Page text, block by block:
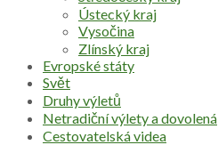
Ústecký kraj
Vysočina
Zlínský kraj
Evropské státy
Svět
Druhy výletů
Netradiční výlety a dovolená
Cestovatelská videa